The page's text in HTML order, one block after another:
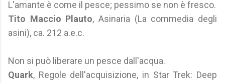
L'amante è come il pesce; pessimo se non è fresco.
Tito Maccio Plauto, Asinaria (La commedia degli
asini), ca. 212 a.e.c.
Non si può liberare un pesce dall'acqua.
Quark, Regole dell'acquisizione, in Star Trek: Deep